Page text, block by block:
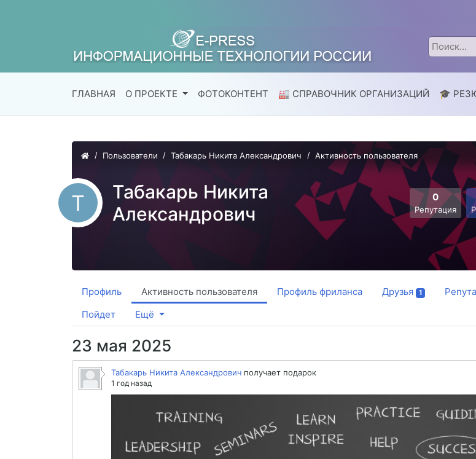
ГЛАВНАЯ О ПРОЕКТЕ ФОТОКОНТЕНТ 🏭 СПРАВОЧНИК ОРГАНИЗАЦИЙ 🎓
Пользователи Табакарь Никита Александрович Активность пользователя
Т
Табакарь Никита
Александрович
0
Репутация
Профиль Активность пользователя Профиль фриланса Друзья 1
Пойдет
Ещё
23 мая 2025
Табакарь Никита Александрович получает подарок
1 год назад